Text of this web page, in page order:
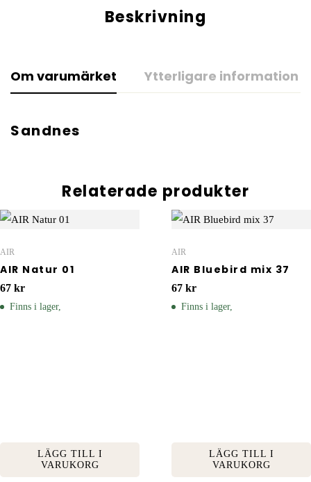
Beskrivning
Om varumärket Ytterligare information
Sandnes
Relaterade produkter
AIR
AIR Natur 01
67 kr
Finns i lager,
LÄGG TILL I
VARUKORG
AIR
AIR Bluebird mix 37
67 kr
Finns i lager,
LÄGG TILL I
VARUKORG